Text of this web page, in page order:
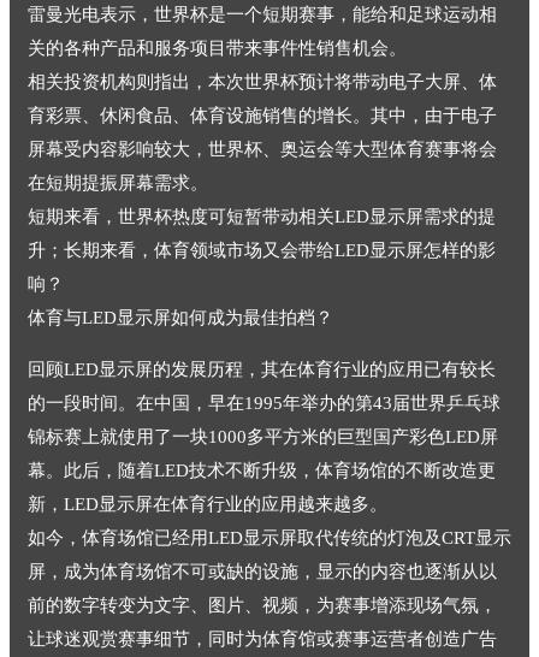
雷曼光电表示，世界杯是一个短期赛事，能给和足球运动相
关的各种产品和服务项目带来事件性销售机会。
相关投资机构则指出，本次世界杯预计将带动电子大屏、体
育彩票、休闲食品、体育设施销售的增长。其中，由于电子
屏幕受内容影响较大，世界杯、奥运会等大型体育赛事将会
在短期提振屏幕需求。
短期来看，世界杯热度可短暂带动相关LED显示屏需求的提
升；长期来看，体育领域市场又会带给LED显示屏怎样的影
响？
体育与LED显示屏如何成为最佳拍档？
回顾LED显示屏的发展历程，其在体育行业的应用已有较长
的一段时间。在中国，早在1995年举办的第43届世界乒乓球
锦标赛上就使用了一块1000多平方米的巨型国产彩色LED屏
幕。此后，随着LED技术不断升级，体育场馆的不断改造更
新，LED显示屏在体育行业的应用越来越多。
如今，体育场馆已经用LED显示屏取代传统的灯泡及CRT显示
屏，成为体育场馆不可或缺的设施，显示的内容也逐渐从以
前的数字转变为文字、图片、视频，为赛事增添现场气氛，
让球迷观赏赛事细节，同时为体育馆或赛事运营者创造广告